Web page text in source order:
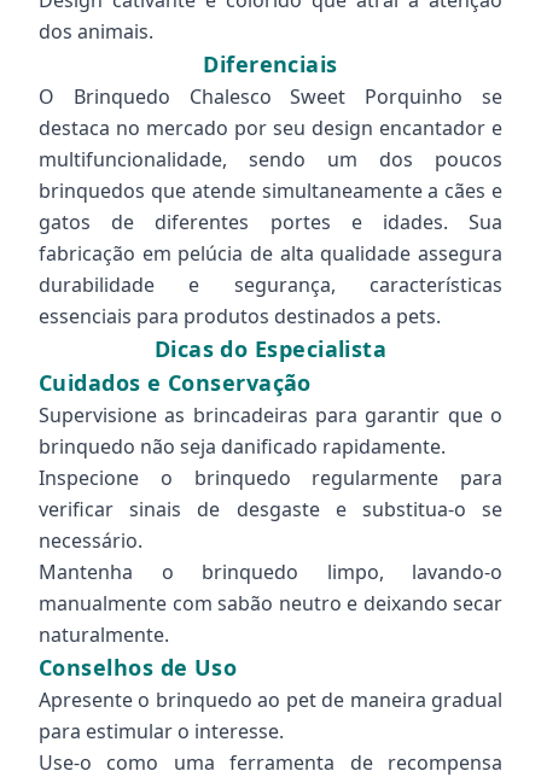
dos animais.
Diferenciais
O Brinquedo Chalesco Sweet Porquinho se
destaca no mercado por seu design encantador e
multifuncionalidade, sendo um dos poucos
brinquedos que atende simultaneamente a cães e
gatos de diferentes portes e idades. Sua
fabricação em pelúcia de alta qualidade assegura
durabilidade e segurança, características
essenciais para produtos destinados a pets.
Dicas do Especialista
Cuidados e Conservação
Supervisione as brincadeiras para garantir que o
brinquedo não seja danificado rapidamente.
Inspecione o brinquedo regularmente para
verificar sinais de desgaste e substitua-o se
necessário.
Mantenha o brinquedo limpo, lavando-o
manualmente com sabão neutro e deixando secar
naturalmente.
Conselhos de Uso
Apresente o brinquedo ao pet de maneira gradual
para estimular o interesse.
Use-o como uma ferramenta de recompensa